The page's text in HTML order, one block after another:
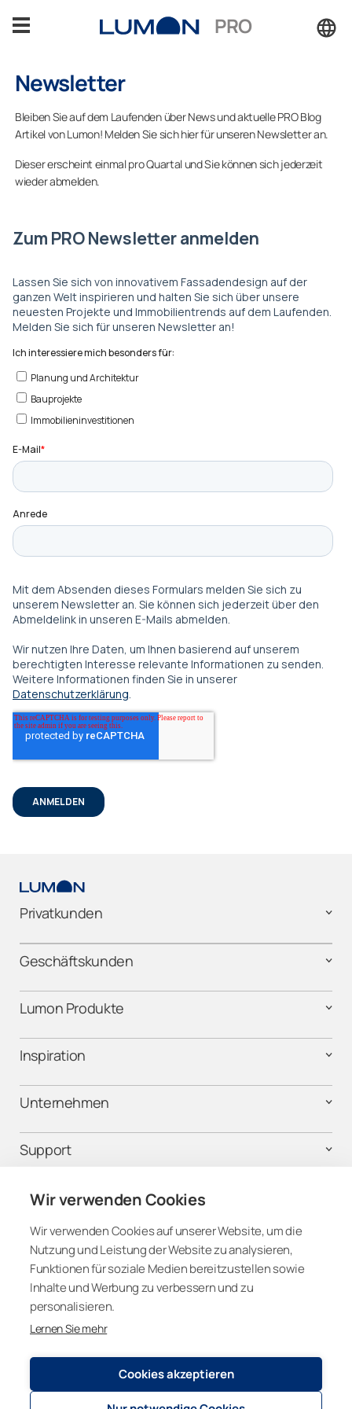
Wir verwenden Cookies
Wir verwenden Cookies auf unserer Website, um die
Nutzung und Leistung der Website zu analysieren,
Funktionen für soziale Medien bereitzustellen sowie
Inhalte und Werbung zu verbessern und zu
personalisieren.
Lernen Sie mehr
Cookies akzeptieren
Inhalt
PRO
Privatkunden
Unternehmen
Produkte
Vorteile
Lösungen für
Referenzen
Einblicke
Technischer Support
KONTAKT
Newsletter
Bleiben Sie auf dem Laufenden über News und aktuelle PRO Blog
Artikel von Lumon! Melden Sie sich hier für unseren Newsletter an.
Dieser erscheint einmal pro Quartal und Sie können sich jederzeit
wieder abmelden.
Privatkunden
Geschäftskunden
Lumon Produkte
Inspiration
Unternehmen
Support
Rechtliches
Folgen Sie uns
Switzerland